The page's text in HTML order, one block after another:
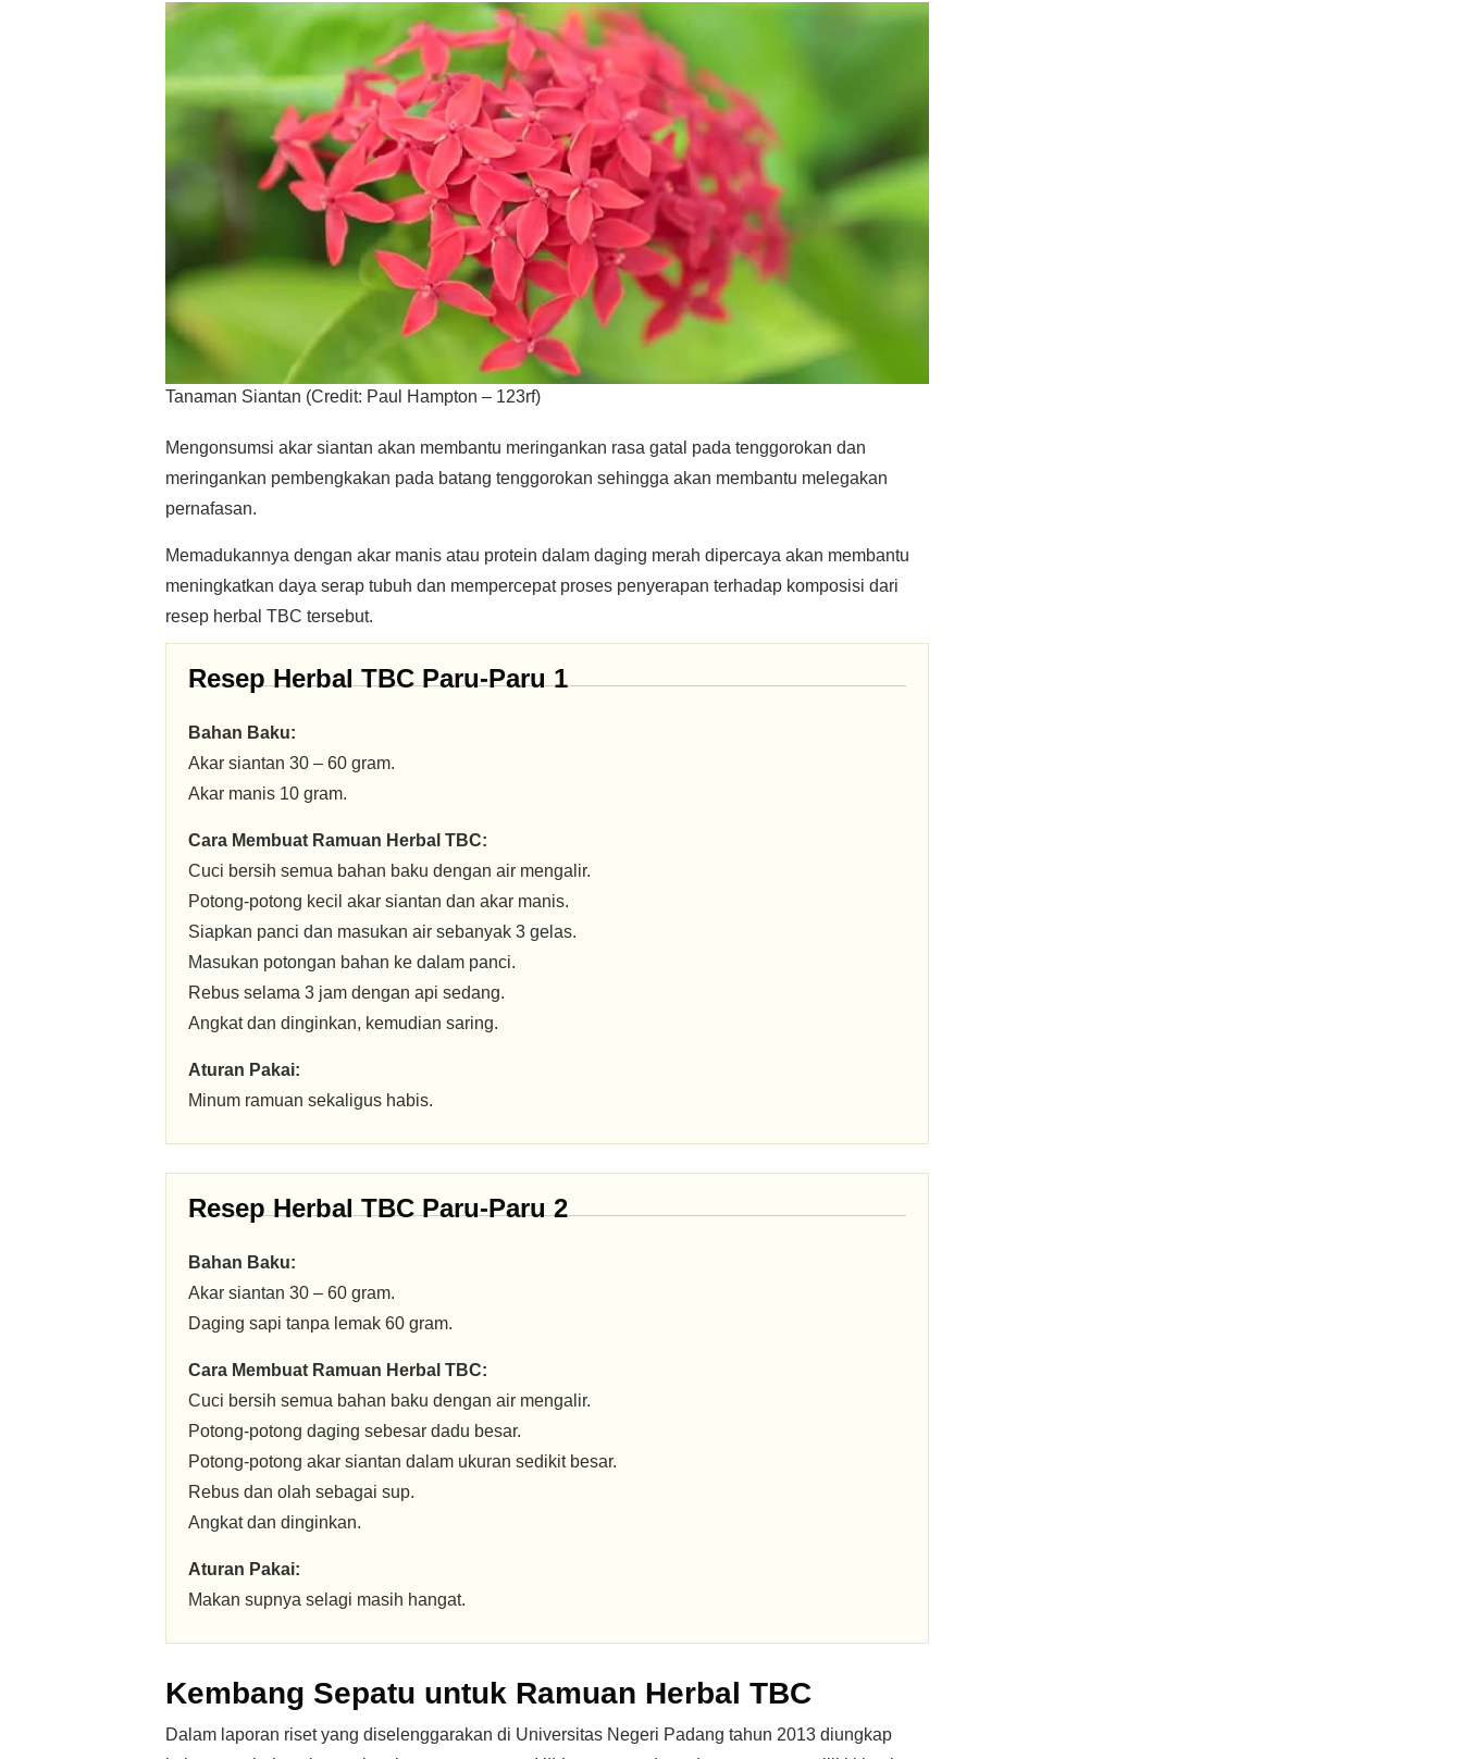
Tanaman Siantan (Credit: Paul Hampton – 123rf)
Mengonsumsi akar siantan akan membantu meringankan rasa gatal pada tenggorokan dan
meringankan pembengkakan pada batang tenggorokan sehingga akan membantu melegakan
pernafasan.
Memadukannya dengan akar manis atau protein dalam daging merah dipercaya akan membantu
meningkatkan daya serap tubuh dan mempercepat proses penyerapan terhadap komposisi dari
resep herbal TBC tersebut.
Resep Herbal TBC Paru-Paru 1
Bahan Baku:
Akar siantan 30 – 60 gram.
Akar manis 10 gram.
Cara Membuat Ramuan Herbal TBC:
Cuci bersih semua bahan baku dengan air mengalir.
Potong-potong kecil akar siantan dan akar manis.
Siapkan panci dan masukan air sebanyak 3 gelas.
Masukan potongan bahan ke dalam panci.
Rebus selama 3 jam dengan api sedang.
Angkat dan dinginkan, kemudian saring.
Aturan Pakai:
Minum ramuan sekaligus habis.
Resep Herbal TBC Paru-Paru 2
Bahan Baku:
Akar siantan 30 – 60 gram.
Daging sapi tanpa lemak 60 gram.
Cara Membuat Ramuan Herbal TBC:
Cuci bersih semua bahan baku dengan air mengalir.
Potong-potong daging sebesar dadu besar.
Potong-potong akar siantan dalam ukuran sedikit besar.
Rebus dan olah sebagai sup.
Angkat dan dinginkan.
Aturan Pakai:
Makan supnya selagi masih hangat.
Kembang Sepatu untuk Ramuan Herbal TBC
Dalam laporan riset yang diselenggarakan di Universitas Negeri Padang tahun 2013 diungkap